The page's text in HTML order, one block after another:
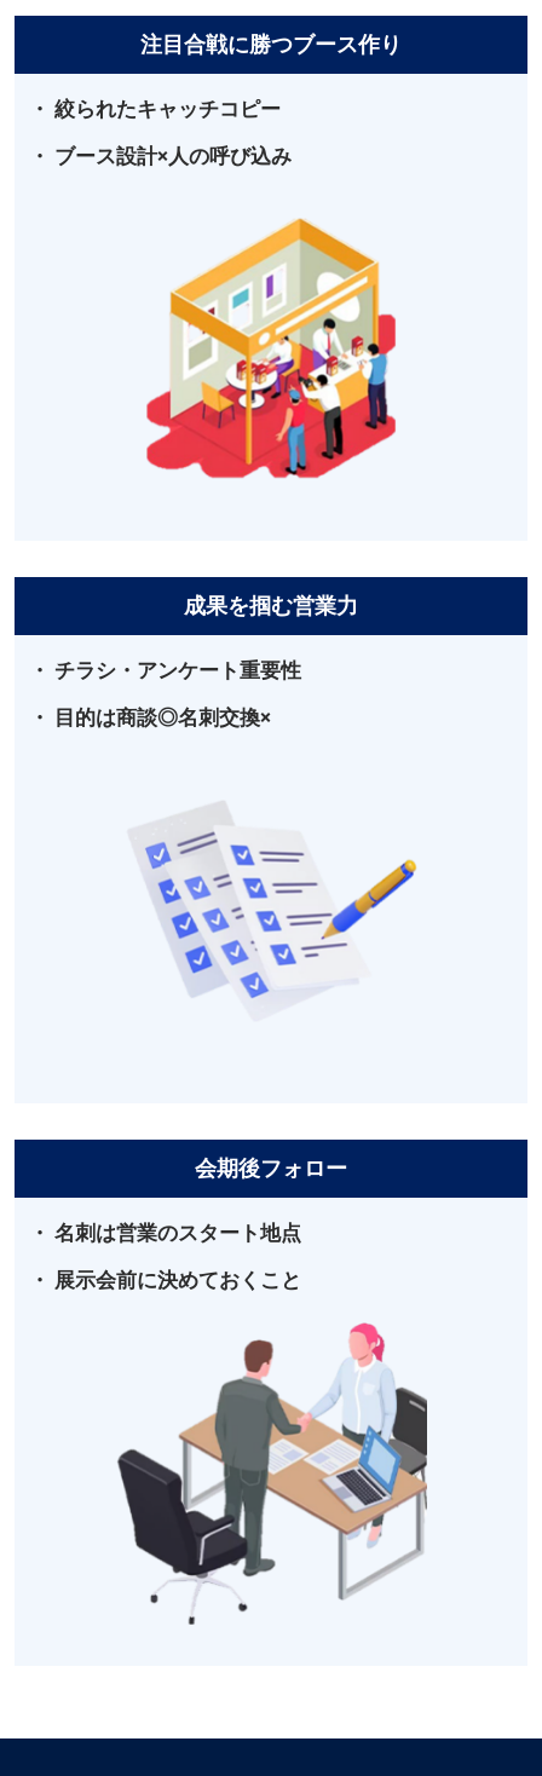
注目合戦に勝つブース作り
・ 絞られたキャッチコピー
・ ブース設計×人の呼び込み
成果を掴む営業力
・ チラシ・アンケート重要性
・ 目的は商談◎名刺交換×
会期後フォロー
・ 名刺は営業のスタート地点
・ 展示会前に決めておくこと